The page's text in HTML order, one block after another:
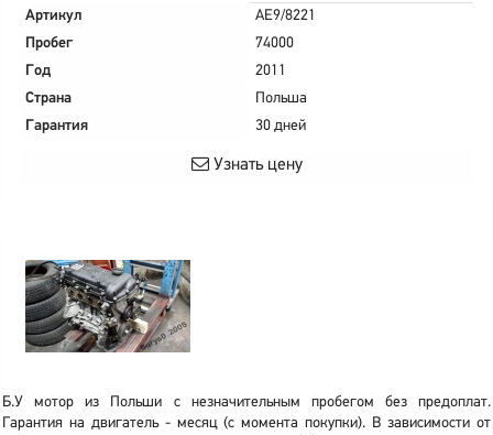
Артикул
AE9/8221
Пробег
74000
Год
2011
Страна
Польша
Гарантия
30 дней
Узнать цену
Б.У мотор из Польши с незначительным пробегом без предоплат.
Гарантия на двигатель - месяц (с момента покупки). В зависимости от